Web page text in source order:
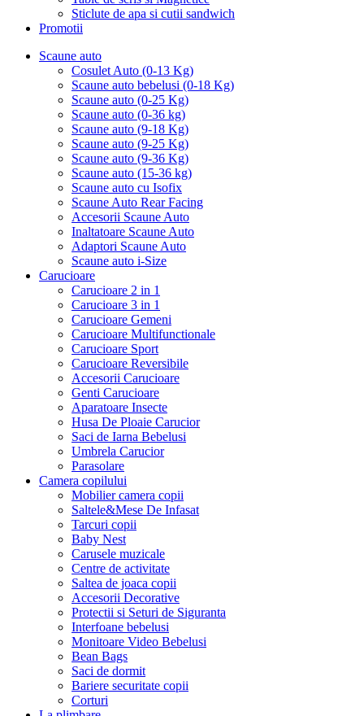
Sticlute de apa si cutii sandwich
Promotii
Scaune auto
Cosulet Auto (0-13 Kg)
Scaune auto bebelusi (0-18 Kg)
Scaune auto (0-25 Kg)
Scaune auto (0-36 kg)
Scaune auto (9-18 Kg)
Scaune auto (9-25 Kg)
Scaune auto (9-36 Kg)
Scaune auto (15-36 kg)
Scaune auto cu Isofix
Scaune Auto Rear Facing
Accesorii Scaune Auto
Inaltatoare Scaune Auto
Adaptori Scaune Auto
Scaune auto i-Size
Carucioare
Carucioare 2 in 1
Carucioare 3 in 1
Carucioare Gemeni
Carucioare Multifunctionale
Carucioare Sport
Carucioare Reversibile
Accesorii Carucioare
Genti Carucioare
Aparatoare Insecte
Husa De Ploaie Carucior
Saci de Iarna Bebelusi
Umbrela Carucior
Parasolare
Camera copilului
Mobilier camera copii
Saltele&Mese De Infasat
Tarcuri copii
Baby Nest
Carusele muzicale
Centre de activitate
Saltea de joaca copii
Accesorii Decorative
Protectii si Seturi de Siguranta
Interfoane bebelusi
Monitoare Video Bebelusi
Bean Bags
Saci de dormit
Bariere securitate copii
Corturi